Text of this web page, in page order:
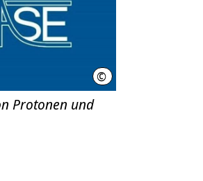
© BASE Collaboration
Protonen und